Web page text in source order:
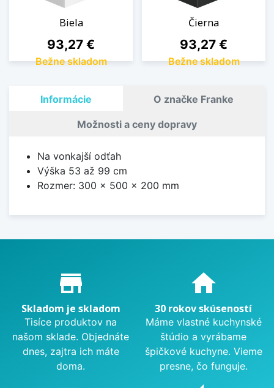
Biela
Cena
93,27 €
Bežne skladom
Čierna
Cena
93,27 €
Bežne skladom
Informácie O značke Franke
Možnosti a ceny dopravy
Na vonkajší odťah
Výška 53 až 99 cm
Rozmer: 300 x 500 x 200 mm
Proč nakupovat u nás?
store_mall_directory
Skladom je skladom
Tisíce produktov na
našom sklade. Objednáte
dnes, zajtra ich máte
doma.
home
30 rokov skúseností
Máme vlastné kuchynské
štúdio a vyrábame
špičkové kuchyne. Vieme
presne, čo funguje.